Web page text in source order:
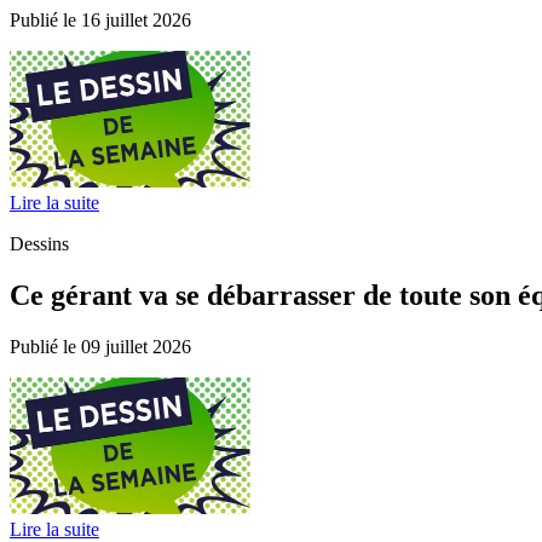
Publié le 16 juillet 2026
Lire la suite
Dessins
Ce gérant va se débarrasser de toute son
Publié le 09 juillet 2026
Lire la suite